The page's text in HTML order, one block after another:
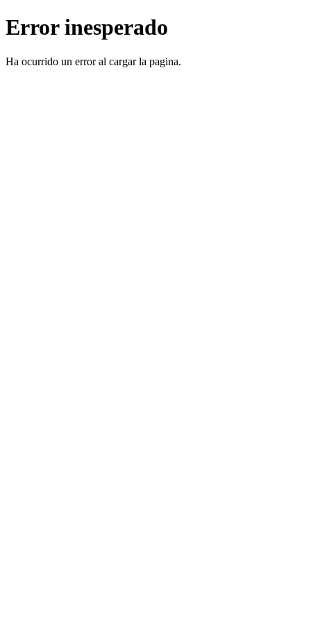
Error inesperado
Ha ocurrido un error al cargar la pagina.